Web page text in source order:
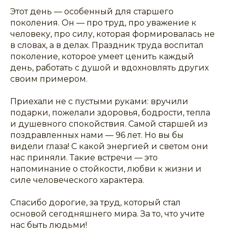
Этот день — особенный для старшего
поколения. Он — про труд, про уважение к
человеку, про силу, которая формировалась не
в словах, а в делах. Праздник труда воспитал
поколение, которое умеет ценить каждый
день, работать с душой и вдохновлять других
своим примером.
Приехали не с пустыми руками: вручили
подарки, пожелали здоровья, бодрости, тепла
и душевного спокойствия. Самой старшей из
поздравленных нами — 96 лет. Но вы бы
видели глаза! С какой энергией и светом они
нас приняли. Такие встречи — это
напоминание о стойкости, любви к жизни и
силе человеческого характера.
Спасибо дорогие, за труд, который стал
основой сегодняшнего мира. За то, что учите
нас быть людьми!